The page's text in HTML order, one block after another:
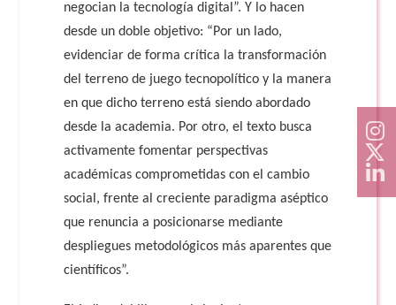
negocian la tecnología digital”. Y lo hacen
desde un doble objetivo: “Por un lado,
evidenciar de forma crítica la transformación
del terreno de juego tecnopolítico y la manera
en que dicho terreno está siendo abordado
desde la academia. Por otro, el texto busca
activamente fomentar perspectivas
académicas comprometidas con el cambio
social, frente al creciente paradigma aséptico
que renuncia a posicionarse mediante
despliegues metodológicos más aparentes que
científicos”.